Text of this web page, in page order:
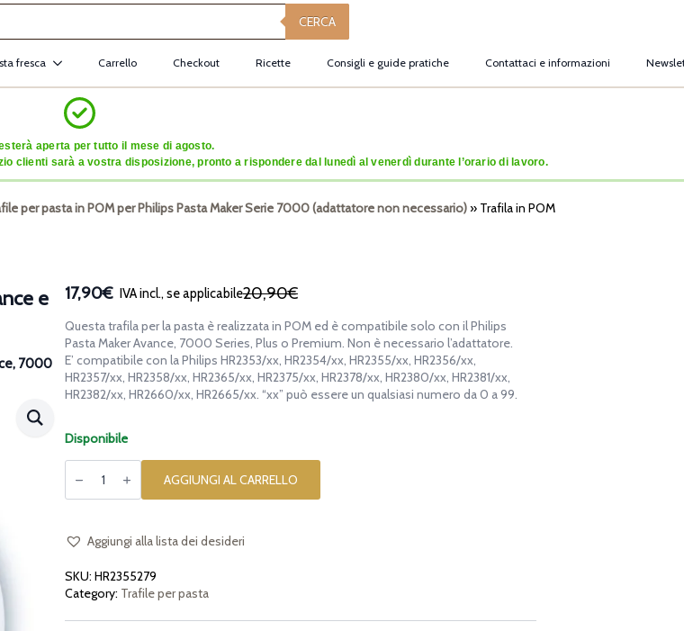
CERCA
fresca Carrello Checkout Ricette Consigli e guide pratiche Contattaci e informazioni
aperta per tutto il mese di agosto.
clienti sarà a vostra disposizione, pronto a rispondere dal lunedì al venerdì durante l’orario di lavoro.
per pasta in POM per Philips Pasta Maker Serie 7000 (adattatore non necessario)» Trafila in POM
e
7000
20,90€
Il
prezzo
originale
era:
20,90€.
17,90€
Il
prezzo
attuale
è:
17,90€.
IVA incl., se applicabile
Questa trafila per la pasta è realizzata in POM ed è compatibile solo con il Philips
Pasta Maker Avance, 7000 Series, Plus o Premium. Non è necessario l’adattatore.
E’ compatibile con la Philips HR2353/xx, HR2354/xx, HR2355/xx, HR2356/xx,
HR2357/xx, HR2358/xx, HR2365/xx, HR2375/xx, HR2378/xx, HR2380/xx, HR2381/xx,
HR2382/xx, HR2660/xx, HR2665/xx. “xx” può essere un qualsiasi numero da 0 a 99.
Disponibile
Trafila
Sirena
Pasta
Maker
e
Serie
7000
quantità
AGGIUNGI AL CARRELLO
Aggiungi alla lista dei desideri
SKU: HR2355279
Category: Trafile per pasta